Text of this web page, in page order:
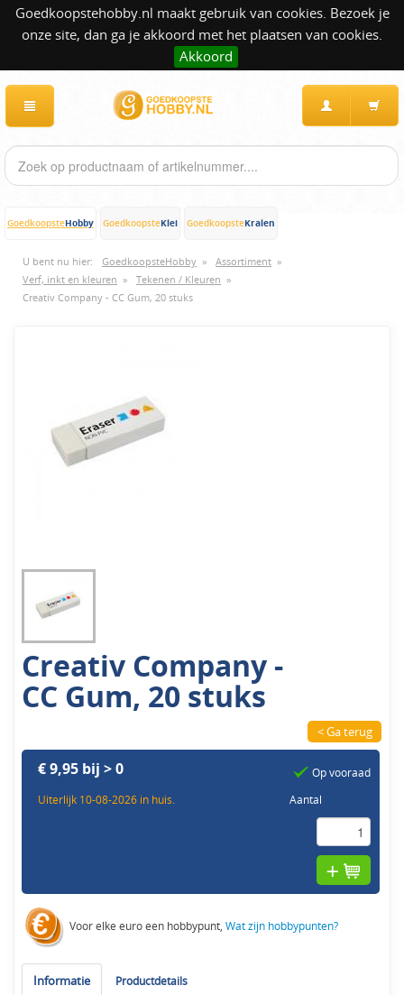
Goedkoopstehobby.nl maakt gebruik van cookies. Bezoek je
onze site, dan ga je akkoord met het plaatsen van cookies.
Akkoord
GoedkoopsteHobby GoedkoopsteKlei GoedkoopsteKralen
U bent nu hier: GoedkoopsteHobby » Assortiment »
Verf, inkt en kleuren » Tekenen / Kleuren »
Creativ Company - CC Gum, 20 stuks
Creativ Company -
CC Gum, 20 stuks
< Ga terug
€ 9,95 bij > 0
Uiterlijk 10-08-2026 in huis.
Op vooraad
Aantal
Voor elke euro een hobbypunt,Wat zijn hobbypunten?
Informatie Productdetails